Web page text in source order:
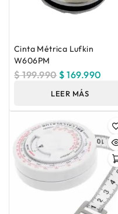
Cinta Métrica Lufkin
W606PM
$199.990 $ 169.990
LEER MÁS